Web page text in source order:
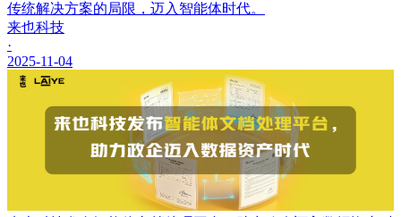
传统解决方案的局限，迈入智能体时代。
来也科技
·
2025-11-04